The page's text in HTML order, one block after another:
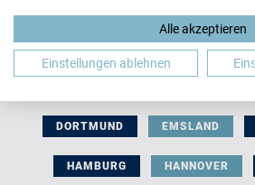
BERUFLICHE ORIENTIERUNG
DORTMUND EMSLAND
HAMBURG HANNOVER
Alle akzeptieren
Einstellungen ablehnen